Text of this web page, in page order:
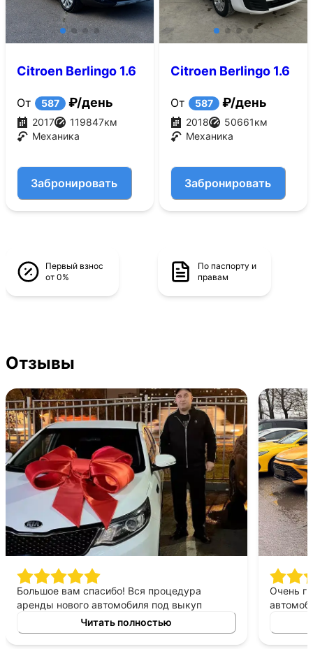
Citroen Berlingo 1.6
От 587 ₽/день
2017 119847км
Механика
Забронировать
Citroen Berlingo 1.6
От 587 ₽/день
2018 50661км
Механика
Забронировать
Первый взнос
от 0%
По паспорту и
правам
Отзывы
Большое вам спасибо! Вся процедура
аренды нового автомобиля под выкуп
заняла очень мало времени. Менеджер
помог с документами на всех стадиях
оформления. Стоимость аренды автомобиля
Читать полностью
Очень